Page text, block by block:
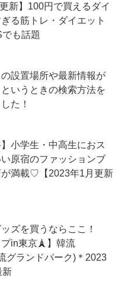
新】100円で買えるダイ
る筋トレ・ダイエット
も話題
設置場所や最新情報が
いうときの検索方法を
た！
】小学生・中高生におス
原宿のファッションブ
が満載♡【2023年1月更新
ズを買うならここ！
プin東京🗼】韓流
グランドパーク)＊2023
新